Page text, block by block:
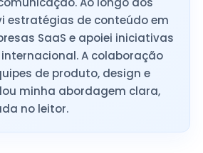
estratégias de conteúdo em
SaaS e apoiei iniciativas
A colaboração
de produto, design e
minha abordagem clara,
no leitor.